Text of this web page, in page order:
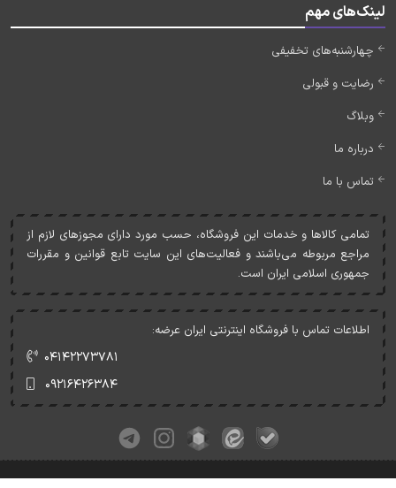
لینک‌های مهم
چهارشنبه‌های تخفیفی
رضایت و قبولی
وبلاگ
درباره ما
تماس با ما
تمامی کالاها و خدمات اين فروشگاه، حسب مورد دارای مجوزهای لازم از
مراجع مربوطه می‌باشند و فعاليت‌های اين سايت تابع قوانين و مقررات
جمهوری اسلامی ايران است.
اطلاعات تماس با فروشگاه اینترنتی ایران عرضه:
۰۴۱۴۲۲۷۳۷۸۱
۰۹۲۱۶۴۲۶۳۸۴